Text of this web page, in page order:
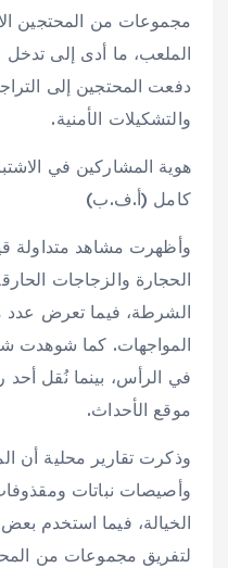
مجموعات من المحتجين
الملعب، ما أدى إلى
دفعت المحتجين إلى
والتشكيلات الأمنية.
هوية المشاركين في
كامل (أ.ف.ب)
وأظهرت مشاهد متداولة
الحجارة والزجاجات
الشرطة، فيما تعرض عدد
المواجهات. كما شوهدت
في الرأس، بينما نُقل
موقع الأحداث.
وذكرت تقارير محلية أن
وأصيصات نباتات
الخيالة، فيما استخدم
لتفريق مجموعات من